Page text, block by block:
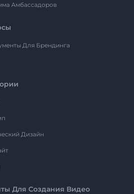
Амбассадоров
Для Брендинга
Дизайн
Для Создания Видео